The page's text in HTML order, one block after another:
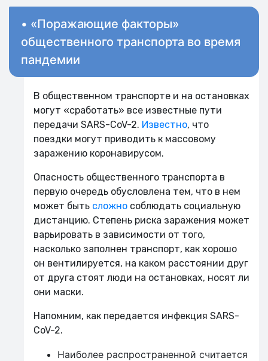
• «Поражающие факторы»
общественного транспорта во время
пандемии
В общественном транспорте и на остановках
могут «сработать» все известные пути
передачи SARS-CoV-2. Известно, что
поездки могут приводить к массовому
заражению коронавирусом.
Опасность общественного транспорта в
первую очередь обусловлена тем, что в нем
может быть сложно соблюдать социальную
дистанцию. Степень риска заражения может
варьировать в зависимости от того,
насколько заполнен транспорт, как хорошо
он вентилируется, на каком расстоянии друг
от друга стоят люди на остановках, носят ли
они маски.
Напомним, как передается инфекция SARS-
CoV-2.
Наиболее распространенной считается